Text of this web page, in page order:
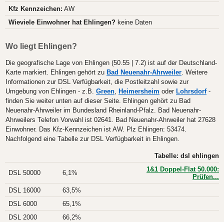
Kfz Kennzeichen: AW
Wieviele Einwohner hat Ehlingen? keine Daten
Wo liegt Ehlingen?
Die geografische Lage von Ehlingen (50.55 | 7.2) ist auf der Deutschland-
Karte markiert. Ehlingen gehört zu Bad Neuenahr-Ahrweiler. Weitere
Informationen zur DSL Verfügbarkeit, die Postleitzahl sowie zur
Umgebung von Ehlingen - z.B. Green, Heimersheim oder Lohrsdorf-
finden Sie weiter unten auf dieser Seite. Ehlingen gehört zu Bad
Neuenahr-Ahrweiler im Bundesland Rheinland-Pfalz. Bad Neuenahr-
Ahrweilers Telefon Vorwahl ist 02641. Bad Neuenahr-Ahrweiler hat 27628
Einwohner. Das Kfz-Kennzeichen ist AW. Plz Ehlingen: 53474.
Nachfolgend eine Tabelle zur DSL Verfügbarkeit in Ehlingen.
Tabelle: dsl ehlingen
DSL 50000 6,1%
1&1 Doppel-Flat 50.000:
Prüfen...
DSL 16000
63,5%
DSL 6000
65,1%
DSL 2000
66,2%